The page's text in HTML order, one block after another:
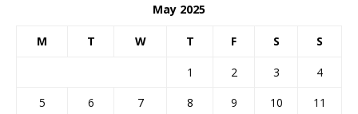
May 2025
M T W T F S S
1 2 3
4
5
6 7 8 9 10
11